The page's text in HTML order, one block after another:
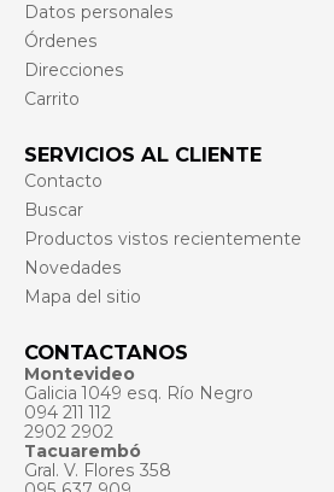
Datos personales
Órdenes
Direcciones
Carrito
SERVICIOS AL CLIENTE
Contacto
Buscar
Productos vistos recientemente
Novedades
Mapa del sitio
CONTACTANOS
Montevideo
Galicia 1049 esq. Río Negro
094 211 112
2902 2902
Tacuarembó
Gral. V. Flores 358